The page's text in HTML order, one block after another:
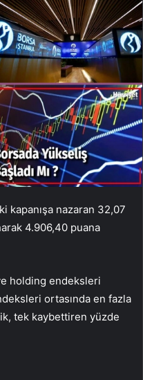
kapanışa nazaran 32,07
4.906,40 puana
holding endeksleri
ortasında en fazla
tek kaybettiren yüzde